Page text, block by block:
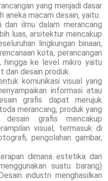
yang menjadi dasar
aneka macam desain, yaitu:
dan ilmu dalam merancang
luas, arsitektur mencakup
lingkungan binaan,
kota, perancangan
hingga ke level mikro yaitu
dan desain produk.
komunikasi visual yang
informasi atau
grafis dapat merujuk
merancang, produk yang
desain grafis mencakup
visual, termasuk di
pengolahan gambar,
dimana estetika dan
suatu barang)
industri menghasilkan